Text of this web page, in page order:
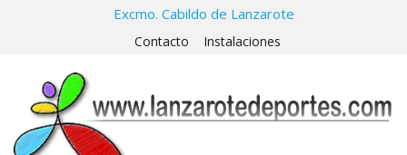
Excmo. Cabildo de Lanzarote
Contacto Instalaciones